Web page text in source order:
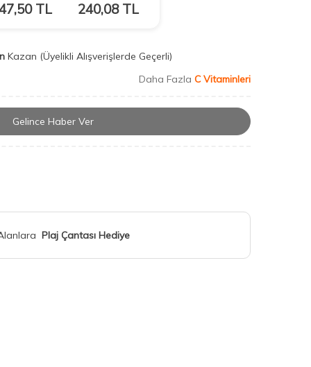
TL 240,08TL
Kazan (Üyelikli Alışverişlerde Geçerli)
Daha Fazla C Vitaminleri
Gelince Haber Ver
Plaj Çantası Hediye